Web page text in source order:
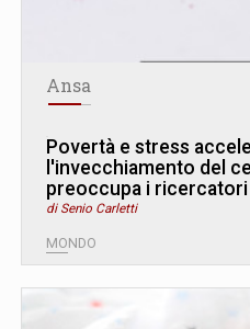
Ansa
Povertà e stress
l'invecchiamento del
preoccupa i ricercatori
di Senio Carletti
MONDO